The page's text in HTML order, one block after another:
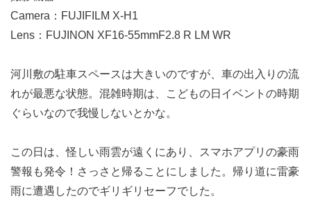
Camera：FUJIFILM X-H1
Lens：FUJINON XF16-55mmF2.8 R LM WR
河川敷の駐車スペースは大きいのですが、車の出入りの流
れが最悪な状態。混雑時期は、こどもの日イベントの時期
ぐらいなので我慢しないとかな。
この日は、怪しい雨雲が遠くにあり、スマホアプリの豪雨
警報も発令！さっさと帰ることにしました。帰り道に雷豪
雨に遭遇したのでギリギリセーフでした。